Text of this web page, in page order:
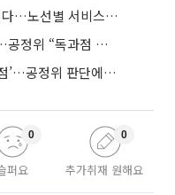
새출발 트리니티항공, 재도약 나선다…노선별 서비스 차별화
과점 여부 따진다”
마일리지 ‘통합안’·기내면세 ‘독과점’…공정위 판단에 쏠린 눈
퍼요
0
추가취재 원해요
0